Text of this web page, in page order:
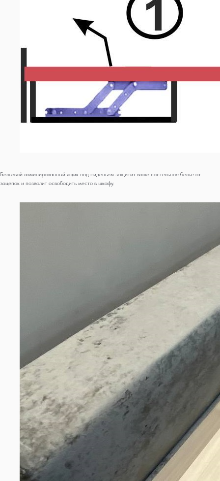
Бельевой ламинированный ящик под сиденьем защитит ваше постельное белье от
зацепок и позволит освободить место в шкафу.